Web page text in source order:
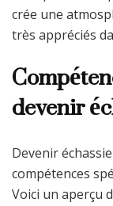
crée une
très appréciés
devenir
Devenir
compétences
Voici un aperçu